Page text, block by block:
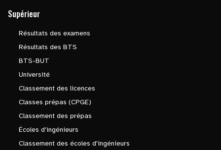
Supérieur
Résultats des examens
Résultats des BTS
BTS-BUT
Université
Classement des licences
Classes prépas (CPGE)
Classement des prépas
Écoles d'ingénieurs
Classement des écoles d'ingénieurs